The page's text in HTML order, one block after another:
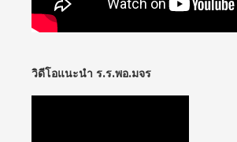
วิดีโอแนะนำ ร.ร.พอ.มจร